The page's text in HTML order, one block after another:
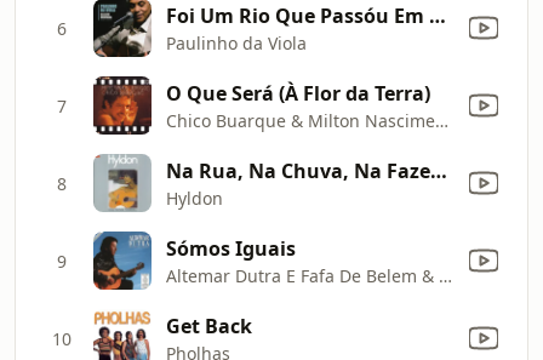
6 Foi Um Rio Que Passóu Em Minha Vida (Ao Vivo)
Paulinho da Viola
7 O Que Será (À Flor da Terra)
Chico Buarque & Milton Nascimento
8 Na Rua, Na Chuva, Na Fazenda (Casinha De Sapê)
Hyldon
9 Sómos Iguais
Altemar Dutra E Fafa De Belem & Fafá de Belém
10 Get Back
Pholhas